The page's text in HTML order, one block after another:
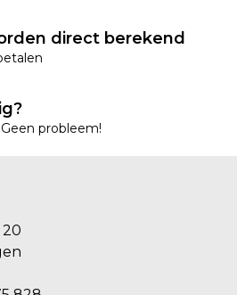
direct berekend
probleem!
20